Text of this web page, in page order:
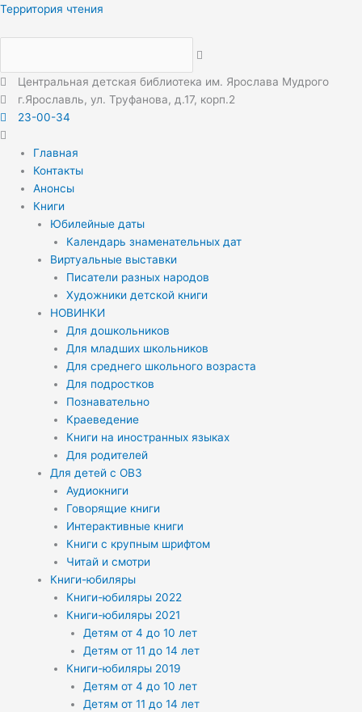
Перейти
Территория чтения
Центральная детская библиотека им. Ярослава Мудрого
г.Ярославль, ул. Труфанова, д.17, корп.2
23-00-34
Меню
Главная
Контакты
Анонсы
Книги
Юбилейные даты
Календарь знаменательных дат
Виртуальные выставки
Писатели разных народов
Художники детской книги
НОВИНКИ
Для дошкольников
Для младших школьников
Для среднего школьного возраста
Для подростков
Познавательно
Краеведение
Книги на иностранных языках
Для родителей
Для детей с ОВЗ
Аудиокниги
Говорящие книги
Интерактивные книги
Книги с крупным шрифтом
Читай и смотри
Книги-юбиляры
Книги-юбиляры 2022
Книги-юбиляры 2021
Детям от 4 до 10 лет
Детям от 11 до 14 лет
Книги-юбиляры 2019
Детям от 4 до 10 лет
Детям от 11 до 14 лет
Меню